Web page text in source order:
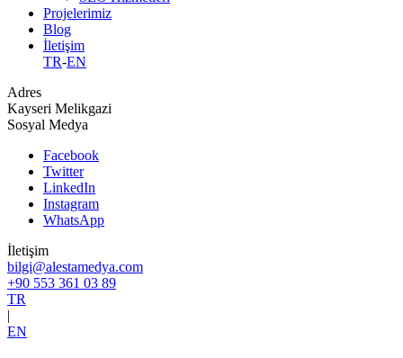
Projelerimiz
Blog
İletişim
TR-EN
Adres
Kayseri Melikgazi
Sosyal Medya
Facebook
Twitter
LinkedIn
Instagram
WhatsApp
İletişim
bilgi@alestamedya.com
+90 553 361 03 89
TR
|
EN